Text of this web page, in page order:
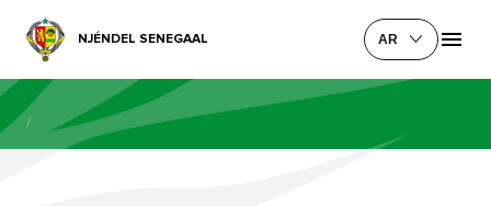
NJÉNDEL SENEGAAL AR
/